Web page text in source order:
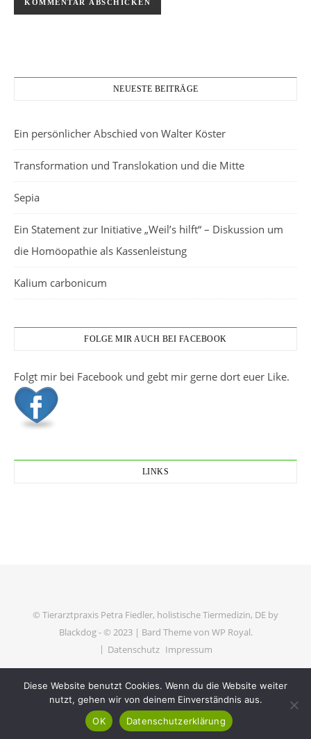
NEUESTE BEITRÄGE
Ein persönlicher Abschied von Walter Köster
Transformation und Translokation und die Mitte
Sepia
Ein Statement zur Initiative „Weil’s hilft“ – Diskussion um
die Homöopathie als Kassenleistung
Kalium carbonicum
FOLGE MIR AUCH BEI FACEBOOK
Folgt mir bei Facebook und gebt mir gerne dort euer Like.
LINKS
© Tierarztpraxis Petra Fiedler, holistische Tiermedizin, DE by
Blackdog - © 2023 | Bard Theme von WP Royal.
Datenschutz Impressum
ZURÜCK NACH OBEN
Diese Website benutzt Cookies. Wenn du die Website weiter
nutzt, gehen wir von deinem Einverständnis aus.
OK
Datenschutzerklärung